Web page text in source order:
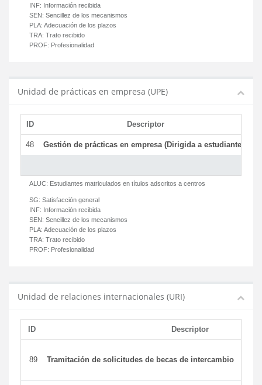
INF: Información recibida
SEN: Sencillez de los mecanismos
PLA: Adecuación de los plazos
TRA: Trato recibido
PROF: Profesionalidad
Unidad de prácticas en empresa (UPE)
ID Descriptor
48 Gestión de prácticas en empresa (Dirigida a estudiantes)
ALUC: Estudiantes matriculados en títulos adscritos a centros
SG: Satisfacción general
INF: Información recibida
SEN: Sencillez de los mecanismos
PLA: Adecuación de los plazos
TRA: Trato recibido
PROF: Profesionalidad
Unidad de relaciones internacionales (URI)
ID Descriptor
89 Tramitación de solicitudes de becas de intercambio